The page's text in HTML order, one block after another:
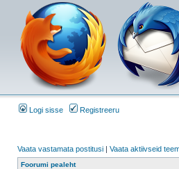
Logi sisse Registreeru
Vaata vastamata postitusi | Vaata aktiivseid
Foorumi pealeht